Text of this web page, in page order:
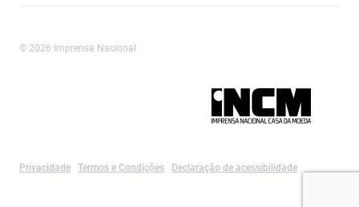
© 2026 Imprensa Nacional
Privacidade Termos e Condições Declaração de acessibilidade